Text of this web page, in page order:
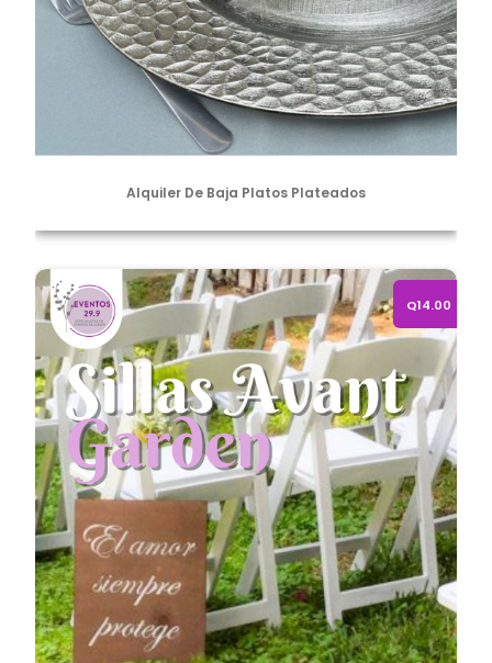
Alquiler De Baja Platos Plateados
Silla Avant Garden Blancas
Q14.00